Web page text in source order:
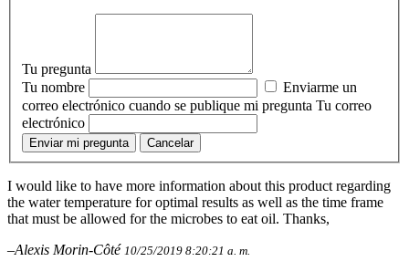
Tu pregunta
Tu nombre
Enviarme un
correo electrónico cuando se publique mi pregunta Tu correo
electrónico
Enviar mi pregunta Cancelar
I would like to have more information about this product regarding
the water temperature for optimal results as well as the time frame
that must be allowed for the microbes to eat oil. Thanks,
–Alexis Morin-Côté 10/25/2019 8:20:21 a. m.